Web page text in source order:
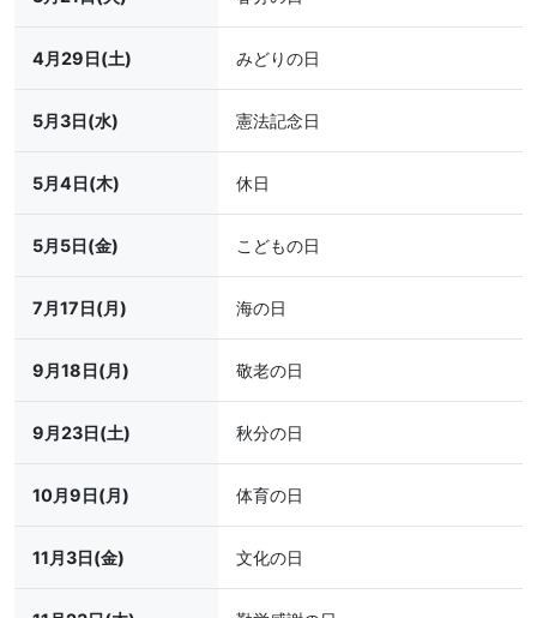
4月29日(土) みどりの日
5月3日(水) 憲法記念日
5月4日(木) 休日
5月5日(金) こどもの日
7月17日(月) 海の日
9月18日(月) 敬老の日
9月23日(土) 秋分の日
10月9日(月) 体育の日
11月3日(金) 文化の日